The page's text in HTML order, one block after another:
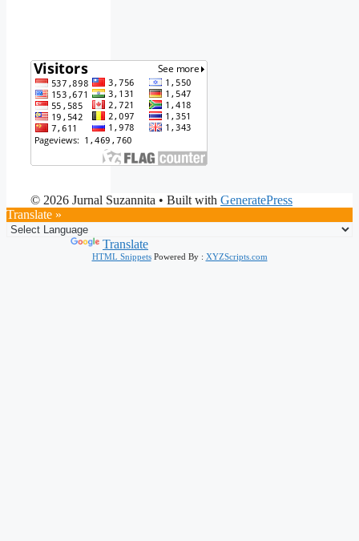
© 2026 Jurnal Suzannita • Built with GeneratePress
Translate »
Translate
HTML SnippetsPowered By : XYZScripts.com